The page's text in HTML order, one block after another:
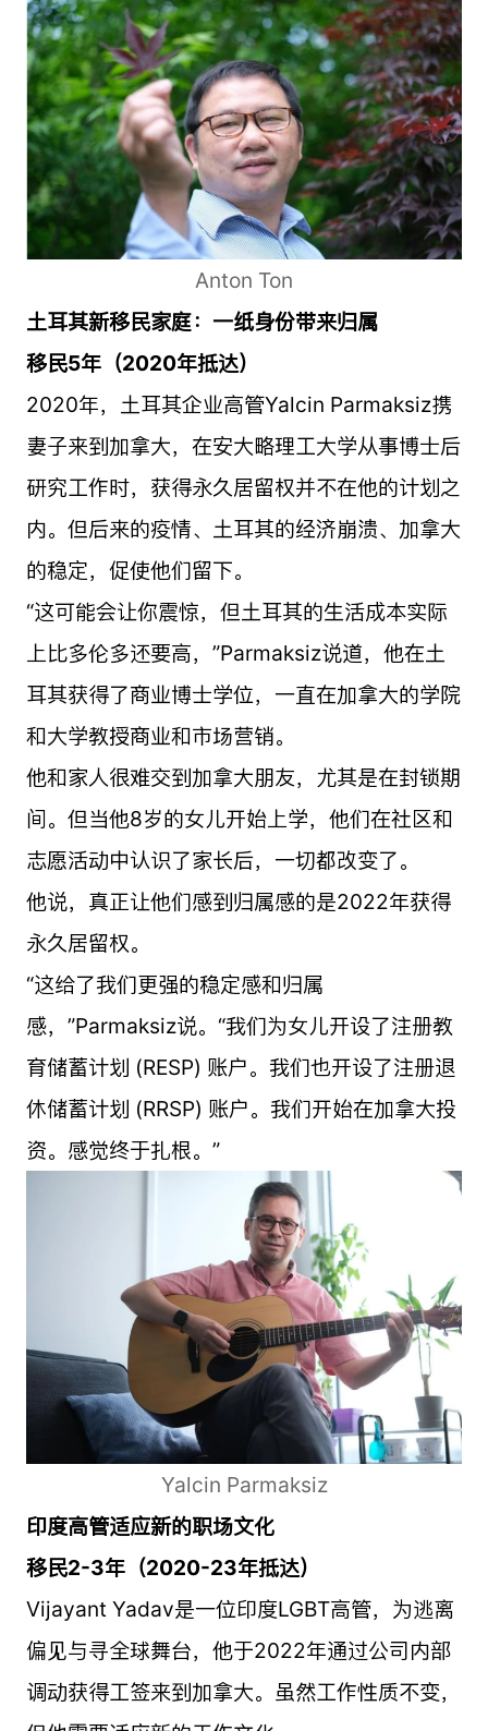
Anton Ton
土耳其新移民家庭：一纸身份带来归属
移民5年（2020年抵达）
2020年，土耳其企业高管Yalcin Parmaksiz携
妻子来到加拿大，在安大略理工大学从事博士后
研究工作时，获得永久居留权并不在他的计划之
内。但后来的疫情、土耳其的经济崩溃、加拿大
的稳定，促使他们留下。
“这可能会让你震惊，但土耳其的生活成本实际
上比多伦多还要高，”Parmaksiz说道，他在土
耳其获得了商业博士学位，一直在加拿大的学院
和大学教授商业和市场营销。
他和家人很难交到加拿大朋友，尤其是在封锁期
间。但当他8岁的女儿开始上学，他们在社区和
志愿活动中认识了家长后，一切都改变了。
他说，真正让他们感到归属感的是2022年获得
永久居留权。
“这给了我们更强的稳定感和归属
感，”Parmaksiz说。“我们为女儿开设了注册教
育储蓄计划 (RESP) 账户。我们也开设了注册退
休储蓄计划 (RRSP) 账户。我们开始在加拿大投
资。感觉终于扎根。”
Yalcin Parmaksiz
印度高管适应新的职场文化
移民2-3年（2020-23年抵达）
Vijayant Yadav是一位印度LGBT高管，为逃离
偏见与寻全球舞台，他于2022年通过公司内部
调动获得工签来到加拿大。虽然工作性质不变，